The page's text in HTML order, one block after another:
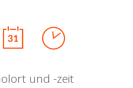
und -zeit